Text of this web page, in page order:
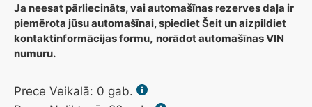
Ja neesat pārliecināts, vai automašīnas rezerves daļa ir
piemērota jūsu automašīnai, spiediet Šeit un aizpildiet
kontaktinformācijas formu, norādot automašīnas VIN
numuru.
Prece Veikalā: 0 gab.